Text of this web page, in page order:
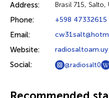
Address: Brasil 715, Salto,
Phone: +598 47332615
Email:
Website: radiosaltoam.uy
Social: @radiosalt0